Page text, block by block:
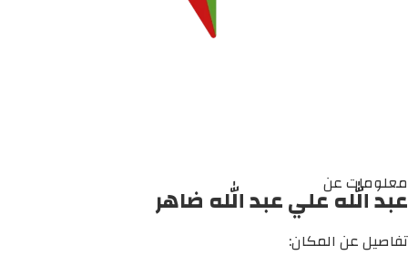
معلومات عن
عبد الله علي عبد الله ضاهر
تفاصيل عن المكان: